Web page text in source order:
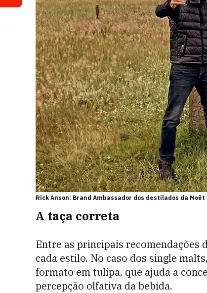
Rick Anson: Brand Ambassador dos destilados da
A taça correta
Entre as principais recomendações
cada estilo. No caso dos single
formato em tulipa, que ajuda a
percepção olfativa da bebida.